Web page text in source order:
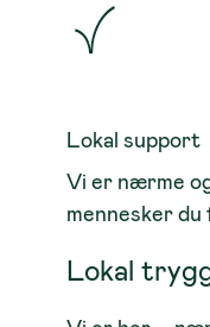
Lokal support
Vi er nærme
mennesker
Lokal